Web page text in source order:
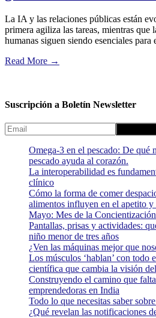
La IA y las relaciones públicas están
primera agiliza las tareas, mientras que
humanas siguen siendo esenciales para
Read More →
Suscripción a Boletín Newsletter
Omega-3 en el pescado: De qué
pescado ayuda al corazón.
La interoperabilidad es
clínico
Cómo la forma de comer
alimentos influyen en el apetito y
Mayo: Mes de la
Pantallas, prisas y actividades:
niño menor de tres años
¿Ven las máquinas mejor que
Los músculos ‘hablan’ con todo
científica que cambia la visión
Construyendo el camino que
emprendedoras en India
Todo lo que necesitas saber
¿Qué revelan las notificaciones